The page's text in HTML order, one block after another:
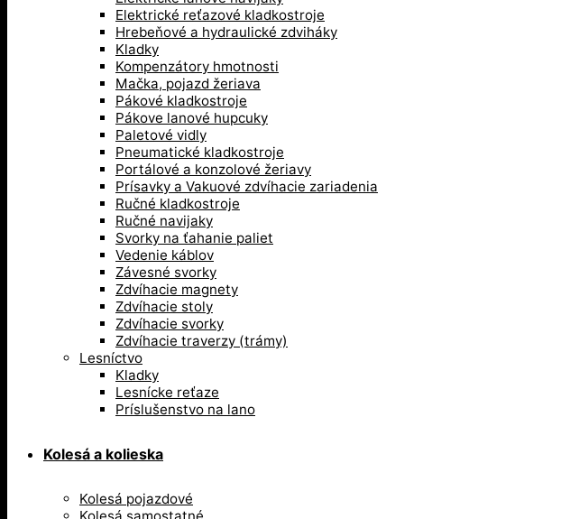
Elektrické reťazové kladkostroje
Hrebeňové a hydraulické zdviháky
Kladky
Kompenzátory hmotnosti
Mačka, pojazd žeriava
Pákové kladkostroje
Pákove lanové hupcuky
Paletové vidly
Pneumatické kladkostroje
Portálové a konzolové žeriavy
Prísavky a Vakuové zdvíhacie zariadenia
Ručné kladkostroje
Ručné navijaky
Svorky na ťahanie paliet
Vedenie káblov
Závesné svorky
Zdvíhacie magnety
Zdvíhacie stoly
Zdvíhacie svorky
Zdvíhacie traverzy (trámy)
Lesníctvo
Kladky
Lesnícke reťaze
Príslušenstvo na lano
Kolesá a kolieska
Kolesá pojazdové